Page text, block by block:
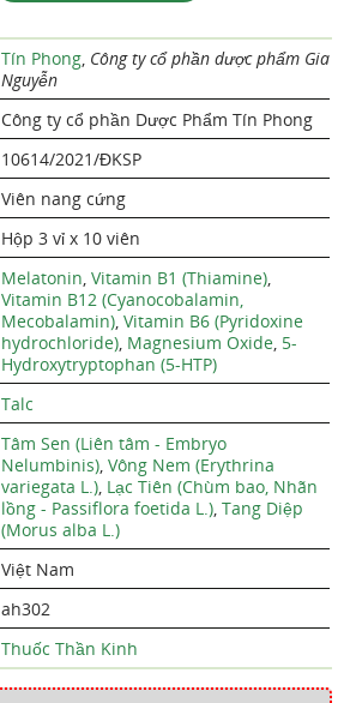
Tín Phong, Công ty cổ phần dược phẩm Gia
Nguyễn
Công ty cổ phần Dược Phẩm Tín Phong
10614/2021/ĐKSP
Viên nang cứng
Hộp 3 vỉ x 10 viên
Melatonin, Vitamin B1 (Thiamine),
Vitamin B12 (Cyanocobalamin,
Mecobalamin), Vitamin B6 (Pyridoxine
hydrochloride), Magnesium Oxide, 5-
Hydroxytryptophan (5-HTP)
Talc
Tâm Sen (Liên tâm - Embryo
Nelumbinis), Vông Nem (Erythrina
variegata L.), Lạc Tiên (Chùm bao, Nhãn
lồng - Passiflora foetida L.), Tang Diệp
(Morus alba L.)
Việt Nam
ah302
Thuốc Thần Kinh